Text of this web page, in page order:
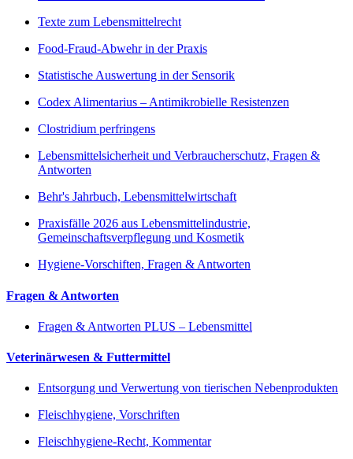
Texte zum Lebensmittelrecht
Food-Fraud-Abwehr in der Praxis
Statistische Auswertung in der Sensorik
Codex Alimentarius – Antimikrobielle Resistenzen
Clostridium perfringens
Lebensmittelsicherheit und Verbraucherschutz, Fragen &
Antworten
Behr's Jahrbuch, Lebensmittelwirtschaft
Praxisfälle 2026 aus Lebensmittelindustrie,
Gemeinschaftsverpflegung und Kosmetik
Hygiene-Vorschiften, Fragen & Antworten
Fragen & Antworten
Fragen & Antworten PLUS – Lebensmittel
Veterinärwesen & Futtermittel
Entsorgung und Verwertung von tierischen Nebenprodukten
Fleischhygiene, Vorschriften
Fleischhygiene-Recht, Kommentar